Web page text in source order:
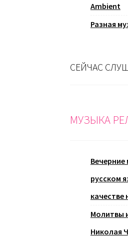
Ambient
Разная
СЕЙЧАС
МУЗЫКА
русском
качестве
Молитвы
Николая